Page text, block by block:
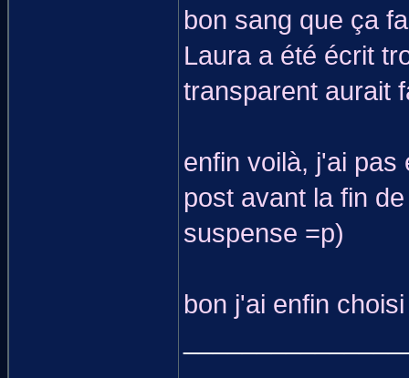
bon sang que ça
Laura a été écrit
transparent aurait
enfin voilà, j'ai
post avant la fin
suspense =p)
bon j'ai enfin